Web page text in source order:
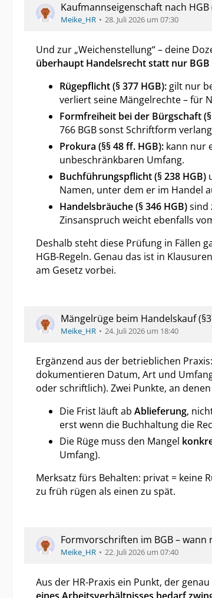
Kaufmannseigenschaft nach
Meike_HR 28. Juli 2026 um 07:30
Und zur „Weichenstellung“ – deine
überhaupt Handelsrecht statt nur
Rügepflicht (§ 377 HGB): gilt nur
verliert seine Mängelrechte – für
Formfreiheit bei der Bürgschaft (§
766 BGB sonst Schriftform
Prokura (§§ 48 ff. HGB): kann nur
unbeschränkbaren Umfang.
Buchführungspflicht (§ 238 HGB)
Namen, unter dem er im Handel
Handelsbräuche (§ 346 HGB)sind
Zinsanspruch weicht ebenfalls
Deshalb steht diese Prüfung in Fällen
HGB-Regeln. Genau das ist in
am Gesetz vorbei.
Mängelrüge beim Handelskauf
Meike_HR 24. Juli 2026 um 18:40
Ergänzend aus der betrieblichen
dokumentieren Datum, Art und
oder schriftlich). Zwei Punkte, an
Die Frist läuft ab Ablieferung,
erst wenn die Buchhaltung die
Die Rüge muss den Mangel
Umfang).
Merksatz fürs Behalten: privat = keine
zu früh rügen als einen zu spät.
Formvorschriften im BGB –
Meike_HR 22. Juli 2026 um 07:40
Aus der HR-Praxis ein Punkt, der